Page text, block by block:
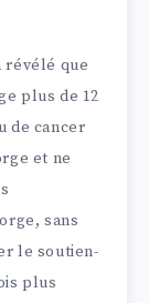
révélé que
plus de 12
de cancer
et ne
sans
le soutien-
plus